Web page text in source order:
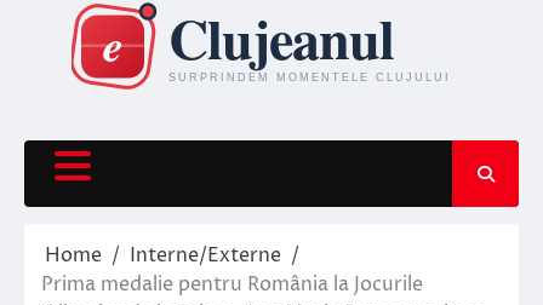
content
Home
Interne/Externe
Prima medalie pentru România la Jocurile